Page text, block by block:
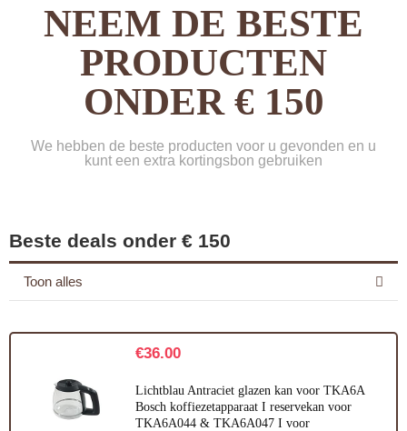
NEEM DE BESTE
PRODUCTEN
ONDER € 150
We hebben de beste producten voor u gevonden en u
kunt een extra kortingsbon gebruiken
Beste deals onder € 150
Toon alles
€36.00
Lichtblau Antraciet glazen kan voor TKA6A
Bosch koffiezetapparaat I reservekan voor
TKA6A044 & TKA6A047 I voor